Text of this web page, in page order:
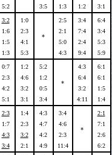
5:2
3:5
1:3
1:2
3:1
3:2
1:6
1:5
1:3
1:0
2:3
4:1
5:3
*
2:5
2:1
5:0
4:3
3:4
7:4
2:4
9:4
6:4
3:4
5:3
5:9
0:7
2:3
4:2
5:1
1:2
4:6
3:2
3:1
5:2
1:2
0:5
3:4
*
4:3
6:4
3:2
4:11
6:1
6:1
1:5
1:4
2:3
1:7
4:3
3:4
1:4
2:3
3:2
2:1
4:3
4:7
4:2
4:9
3:4
4:6
2:3
11:4
*
2:1
7:1
2:6
6:2